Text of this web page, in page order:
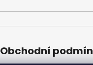
Obchodní